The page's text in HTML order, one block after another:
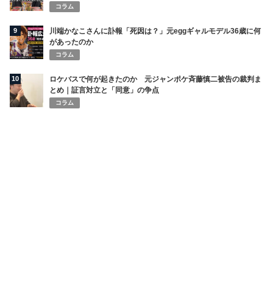
コラム
9
川端かなこさんに訃報「死因は？」元eggギャルモデル36歳に何
があったのか
コラム
10
ロケバスで何が起きたのか 元ジャンポケ斉藤慎二被告の裁判ま
とめ｜証言対立と「同意」の争点
コラム